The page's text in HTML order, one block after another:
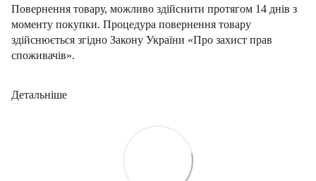
Повернення товару, можливо здійснити протягом 14 днів з
моменту покупки. Процедура повернення товару
здійснюється згідно Закону України «Про захист прав
споживачів».
Детальніше